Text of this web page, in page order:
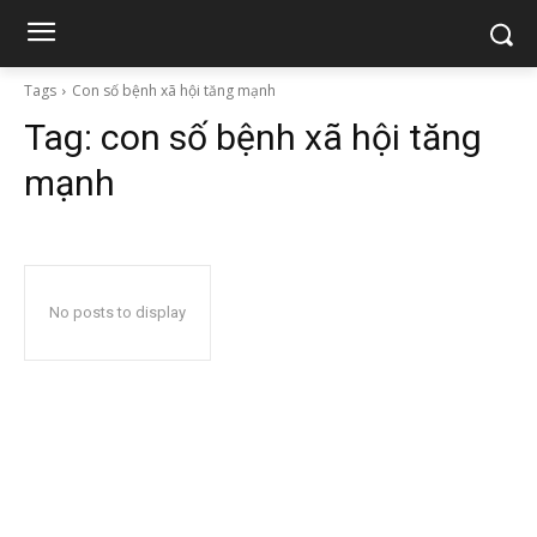
Tags Con số bệnh xã hội tăng mạnh
Tag: con số bệnh xã hội tăng
mạnh
No posts to display